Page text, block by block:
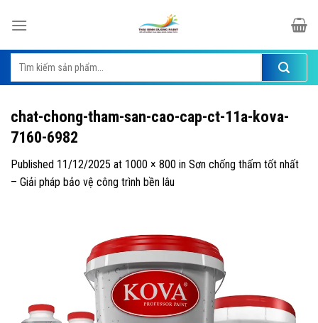
Tìm
kiếm:
chat-chong-tham-san-cao-cap-ct-11a-kova-
7160-6982
Published 11/12/2025 at 1000 × 800 in Sơn chống thấm tốt nhất
– Giải pháp bảo vệ công trình bền lâu